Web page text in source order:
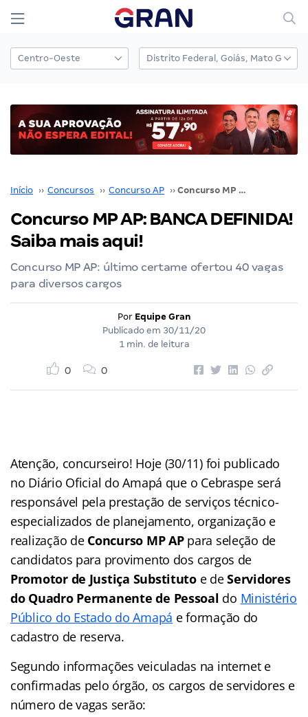
Início ›› Concursos ›› Concurso AP ›› Concurso MP AP: BANCA DEFINIDA! Saiba mais aqui!
Concurso MP AP: BANCA DEFINIDA!
Saiba mais aqui!
Concurso MP AP: último certame ofertou 40 vagas
para diversos cargos
Por Equipe Gran
Publicado em 30/11/20
1 min. de leitura
0 0
Atenção, concurseiro! Hoje (30/11) foi publicado
no Diário Oficial do Amapá que o Cebraspe será
responsável pela prestação de serviços técnico-
especializados de planejamento, organização e
realização de Concurso MP APpara seleção de
candidatos para provimento dos cargos de
Promotor de Justiça Substitutoe deServidores
do Quadro Permanente de Pessoal do Ministério
Público do Estado do Amapá e formação do
cadastro de reserva.
Segundo informações veiculadas na internet e
confirmadas pelo órgão, os cargos de servidores e
número de vagas serão: